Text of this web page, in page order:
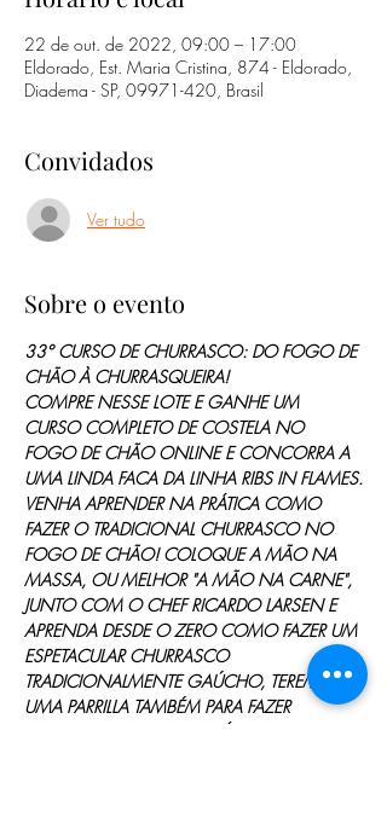
22 de out. de 2022, 09:00 – 17:00
Eldorado, Est. Maria Cristina, 874 - Eldorado,
Diadema - SP, 09971-420, Brasil
Convidados
Ver tudo
Sobre o evento
33° CURSO DE CHURRASCO: DO FOGO DE
CHÃO À CHURRASQUEIRA!
COMPRE NESSE LOTE E GANHE UM
CURSO COMPLETO DE COSTELA NO
FOGO DE CHÃO ONLINE E CONCORRA A
UMA LINDA FACA DA LINHA RIBS IN FLAMES.
VENHA APRENDER NA PRÁTICA COMO
FAZER O TRADICIONAL CHURRASCO NO
FOGO DE CHÃO! COLOQUE A MÃO NA
MASSA, OU MELHOR "A MÃO NA CARNE",
JUNTO COM O CHEF RICARDO LARSEN E
APRENDA DESDE O ZERO COMO FAZER UM
ESPETACULAR CHURRASCO
TRADICIONALMENTE GAÚCHO, TEREMOS
UMA PARRILLA TAMBÉM PARA FAZER
ALGUNS ASSADOS ESPECÍFICOS (OPEN